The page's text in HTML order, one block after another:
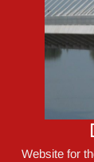
Website for